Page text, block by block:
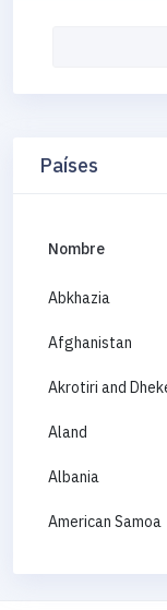
Países
Nombre
Abkhazia
Afghanistan
Akrotiri and
Aland
Albania
American Samoa